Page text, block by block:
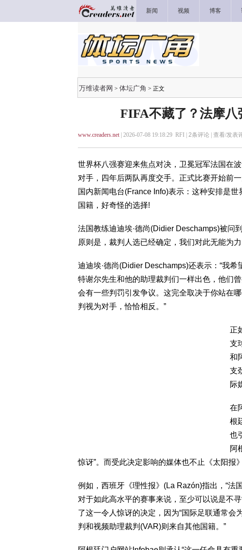
新闻 视频 博客
万维读者网 > 体坛广角 > 正文
FIFA不藏了？法摩
www.creaders.net| 2026-07-08 19:18:29 RFI | 2条评论 | 查看/发表
世界杯八强赛迎来焦点对决，卫冕冠军法国在
对手，四年后两队再度交手。正式比赛开始前
国内新闻电台(France Info)表示：这种安排是
国籍，好奇怪的选择!
法国教练迪迪埃·德尚(Didier Deschamps)被问
原则是，裁判人选已经确定，我们对此无能为
迪迪埃·德尚(Didier Deschamps)还表示：“我
特谢尔先生和他的助理裁判们一样出色，他们
会有一些判罚引发争议。这完全取决于你站在
判视为对手，恰恰相反。”
正
支
和
支
际
在
根
也
阿
惊讶”。而受此决定影响的媒体也不止《太阳报
例如，西班牙《理性报》(La Razón)指出，“法
对于如此高水平的赛事来说，至少可以说是不
了这一令人惊讶的决定，因为“国际足联通常
判和视频助理裁判(VAR)则来自其他国籍。”